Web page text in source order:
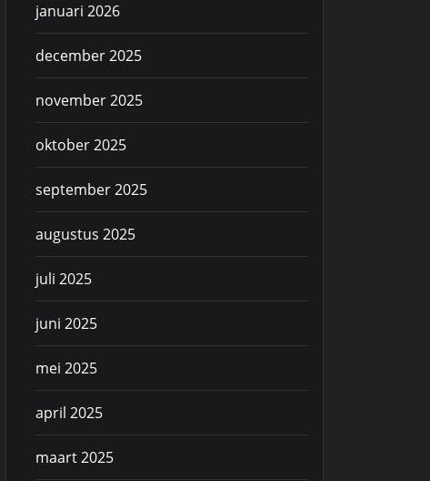
januari 2026
december 2025
november 2025
oktober 2025
september 2025
augustus 2025
juli 2025
juni 2025
mei 2025
april 2025
maart 2025